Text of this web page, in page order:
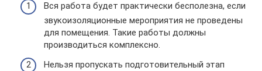
Вся работа будет практически бесполезна, если
звукоизоляционные мероприятия не проведены
для помещения. Такие работы должны
производиться комплексно.
Нельзя пропускать подготовительный этап